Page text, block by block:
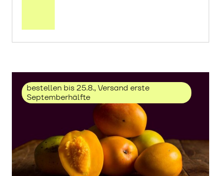
erfahren
bestellen bis 25.8., Versand erste
Septemberhälfte